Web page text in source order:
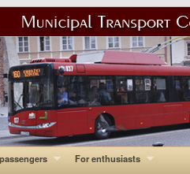
For enthusiasts